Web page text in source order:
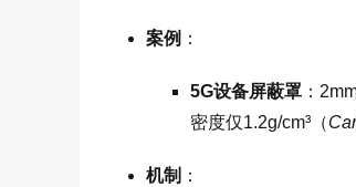
案例 ：
5G设备屏蔽罩 ：
密度仅1.2g/cm³（
机制 ：